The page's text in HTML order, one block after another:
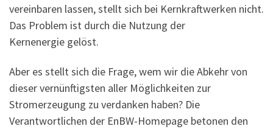
vereinbaren lassen, stellt sich bei Kernkraftwerken nicht.
Das Problem ist durch die Nutzung der
Kernenergie gelöst.
Aber es stellt sich die Frage, wem wir die Abkehr von
dieser vernünftigsten aller Möglichkeiten zur
Stromerzeugung zu verdanken haben? Die
Verantwortlichen der EnBW-Homepage betonen den